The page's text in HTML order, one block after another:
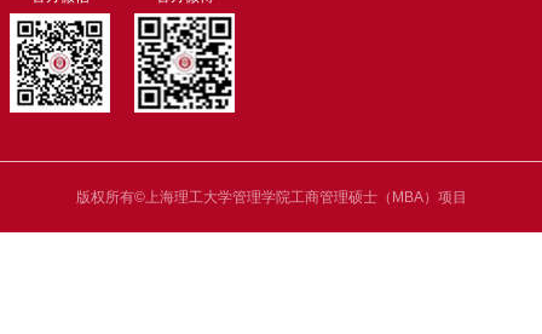
版权所有©上海理工大学管理学院工商管理硕士（MBA）项目